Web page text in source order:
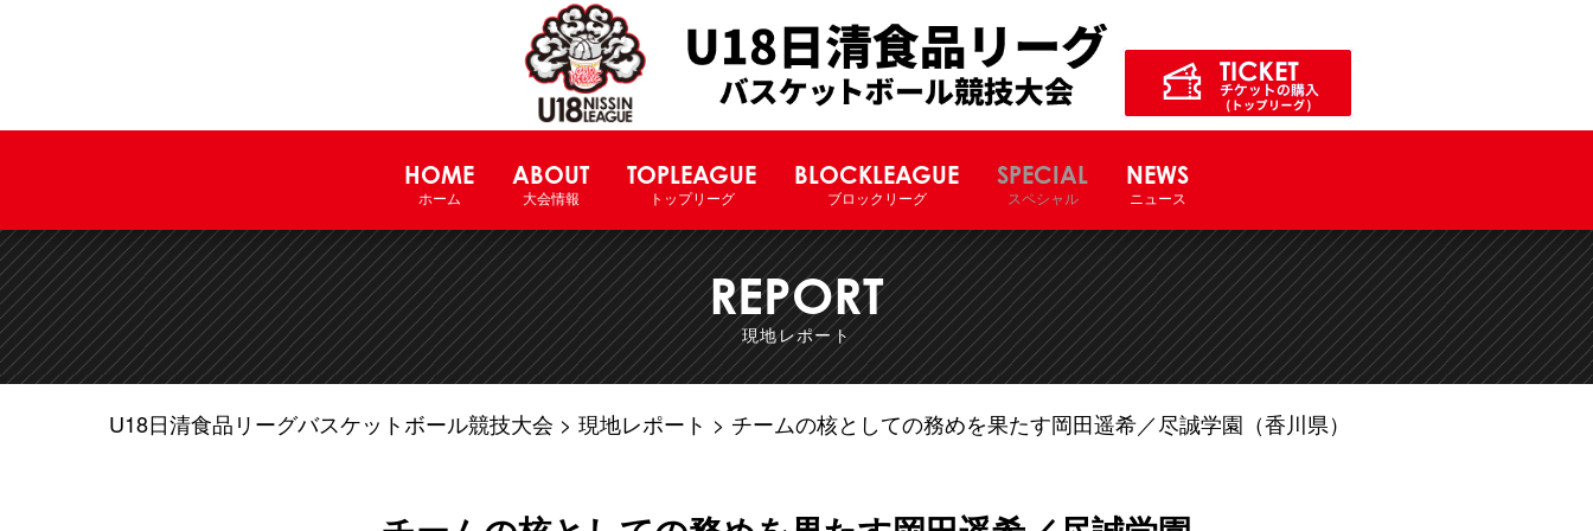
HOME
ホーム
ABOUT
大会情報
TOPLEAGUE
トップリーグ
BLOCKLEAGUE
ブロックリーグ
SPECIAL
スペシャル
NEWS
ニュース
REPORT
現地レポート
U18日清食品リーグバスケットボール競技大会 現地レポート チームの核としての務めを果たす岡田遥希／尽誠学園（香川県）